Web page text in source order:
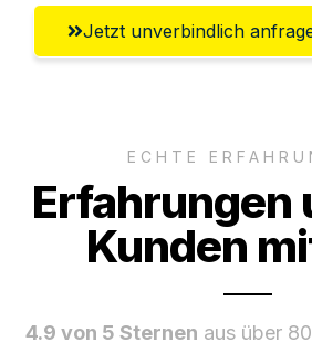
Jetzt unverbindlich
ECHTE
Erfahrungen
Kunden
4.9 von 5 Sternen aus über